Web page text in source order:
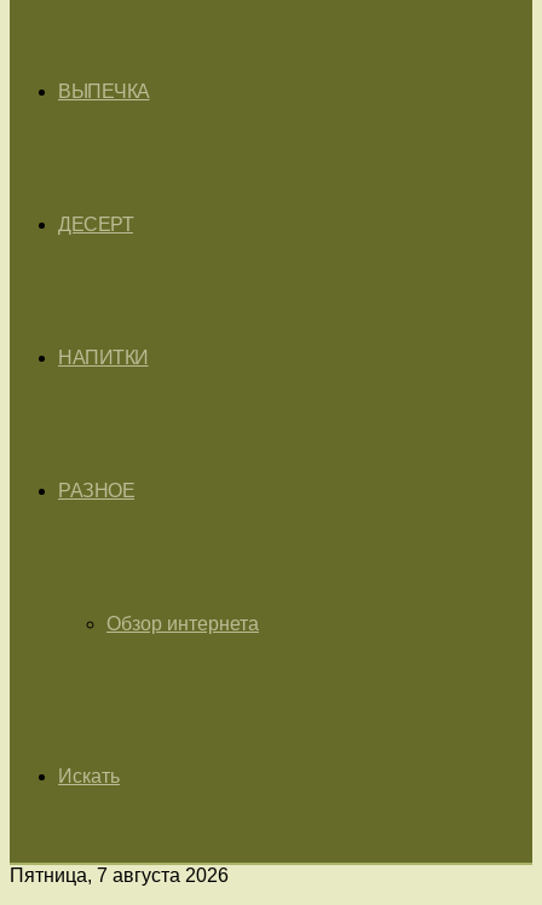
ВЫПЕЧКА
ДЕСЕРТ
НАПИТКИ
РАЗНОЕ
Обзор интернета
Искать
Пятница, 7 августа 2026